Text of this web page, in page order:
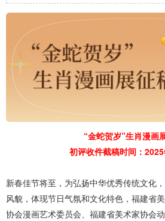
“金蛇贺岁”生肖漫画
初评收件截稿时间：
新春佳节将至，为弘扬中华优秀传统文化
风貌，体现节日气氛和文化特色，福建省
协会漫画艺术委员会、福建省美术家协会